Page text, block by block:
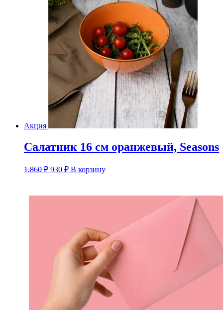
Акция
Салатник 16 см оранжевый, Seasons
1,860₽ Первоначальная
1,860 ₽.
930 ₽Текущая
цена:
В корзину